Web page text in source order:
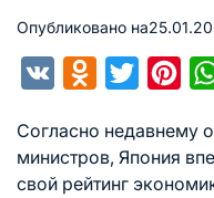
Опубликовано на
VK Odnoklassniki
Twitter
Согласно недавнему
министров, Япония
свой рейтинг